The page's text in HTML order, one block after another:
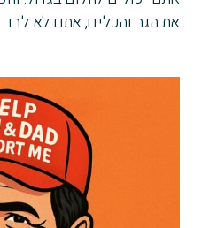
את הגב והכלים, אתם לא